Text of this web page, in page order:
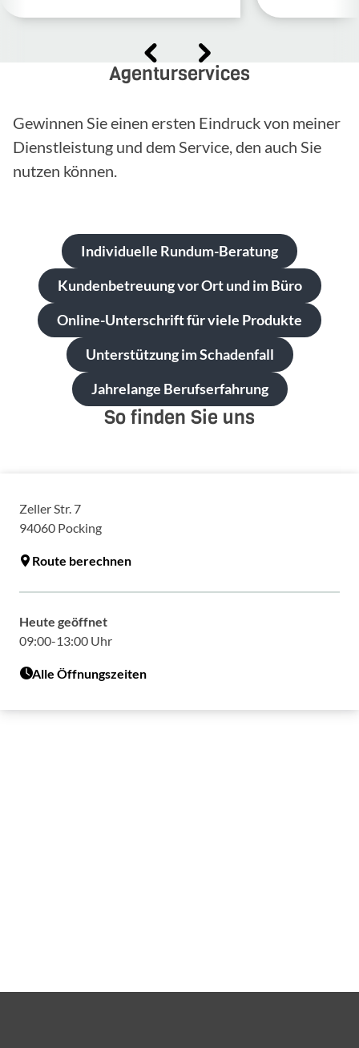
Agenturservices
Gewinnen Sie einen ersten Eindruck von meiner
Dienstleistung und dem Service, den auch Sie
nutzen können.
Individuelle Rundum-Beratung
Kundenbetreuung vor Ort und im Büro
Online-Unterschrift für viele Produkte
Unterstützung im Schadenfall
Jahrelange Berufserfahrung
So finden Sie uns
Zeller Str. 7
94060 Pocking
Route berechnen
Heute geöffnet
09:00-13:00 Uhr
Alle Öffnungszeiten